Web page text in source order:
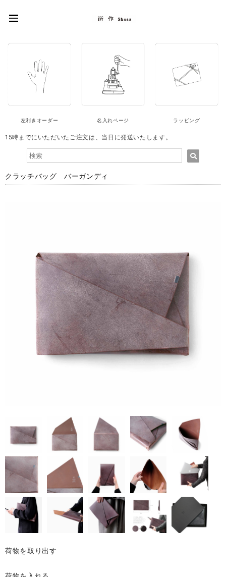
左利きオーダー 名入れページ ラッピング
15時までにいただいたご注文は、当日に発送いたします。
クラッチバッグ バーガンディ
荷物を取り出す